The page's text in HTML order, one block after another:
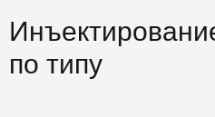
по типу